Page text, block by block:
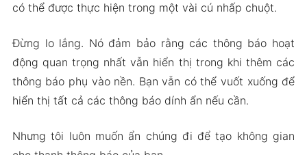
có thể được thực hiện trong một vài cú nhấp chuột.
Đừng lo lắng. Nó đảm bảo rằng các thông báo hoạt
động quan trọng nhất vẫn hiển thị trong khi thêm các
thông báo phụ vào nền. Bạn vẫn có thể vuốt xuống để
hiển thị tất cả các thông báo dính ẩn nếu cần.
Nhưng tôi luôn muốn ẩn chúng đi để tạo không gian